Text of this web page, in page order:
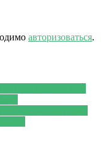
авторизоваться.